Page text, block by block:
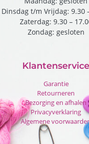
Dinsdag t/m Vrijdag: 9.30
Zaterdag: 9.30 –
Zondag: gesloten
Klantenservice
Garantie
Retourneren
Bezorging en afhalen
Privacyverklaring
Algemene